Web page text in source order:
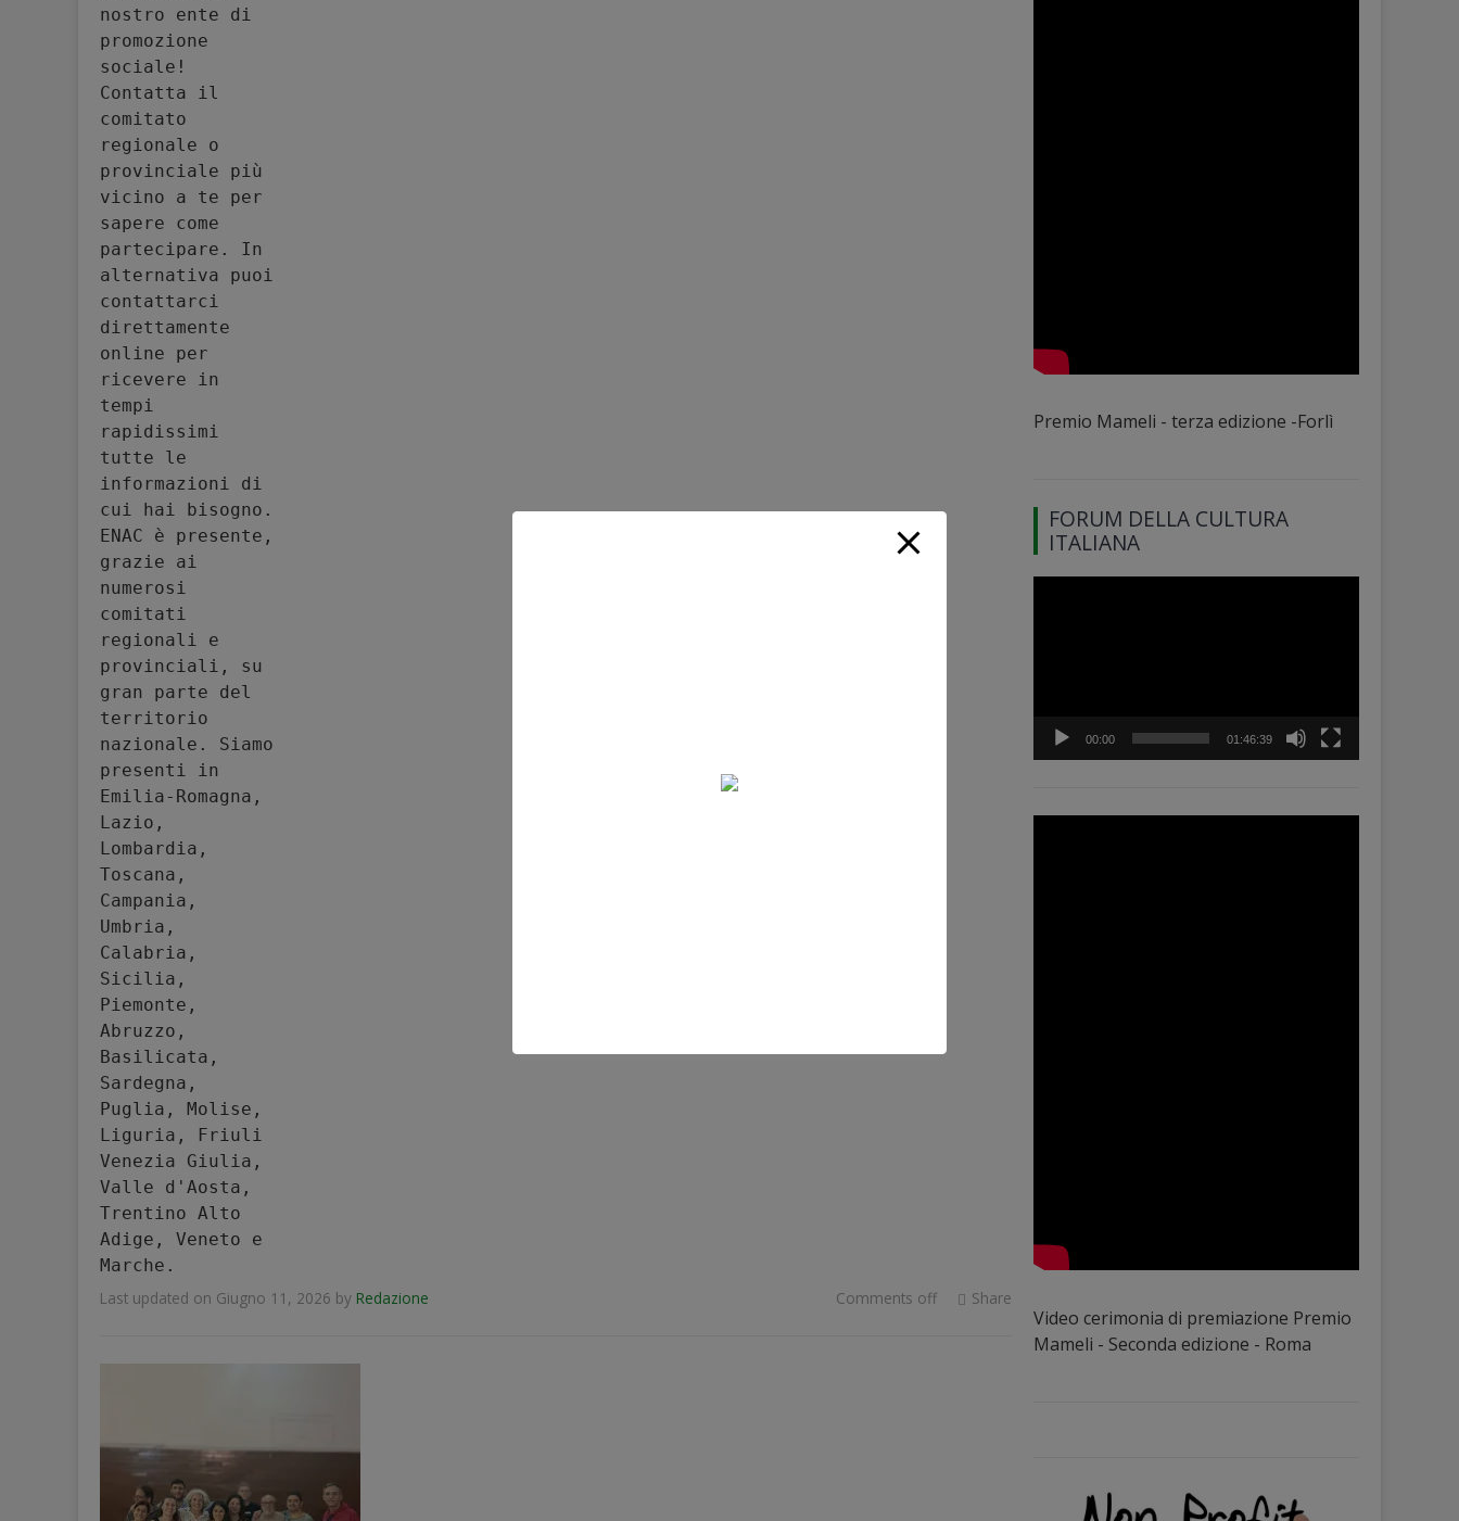
nostro ente di
promozione
sociale!
Contatta il
comitato
regionale o
provinciale più
vicino a te per
sapere come
partecipare. In
alternativa puoi
contattarci
direttamente
online per
ricevere in
tempi
rapidissimi
tutte le
informazioni di
cui hai bisogno.
ENAC è presente,
grazie ai
numerosi
comitati
regionali e
provinciali, su
gran parte del
territorio
nazionale. Siamo
presenti in
Emilia-Romagna,
Lazio,
Lombardia,
Toscana,
Campania,
Umbria,
Calabria,
Sicilia,
Piemonte,
Abruzzo,
Basilicata,
Sardegna,
Puglia, Molise,
Liguria, Friuli
Venezia Giulia,
Valle d'Aosta,
Trentino Alto
Adige, Veneto e
Marche.
Last updated on Giugno 11, 2026 by Redazione Comments off Share
Premio Mameli - terza edizione -Forlì
FORUM DELLA CULTURA
ITALIANA
00:00 01:46:39
Video cerimonia di premiazione Premio
Mameli - Seconda edizione - Roma